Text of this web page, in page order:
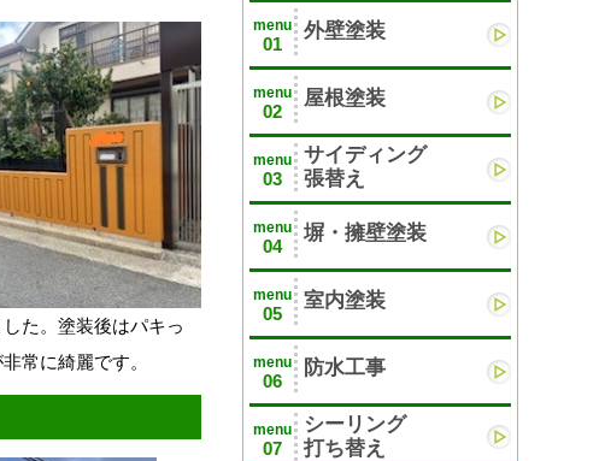
た。塗装後はパキっ
常に綺麗です。
menu
01
外壁塗装
menu
02
屋根塗装
menu
03
サイディング
張替え
menu
04
塀・擁壁塗装
menu
05
室内塗装
menu
06
防水工事
menu
07
シーリング
打ち替え